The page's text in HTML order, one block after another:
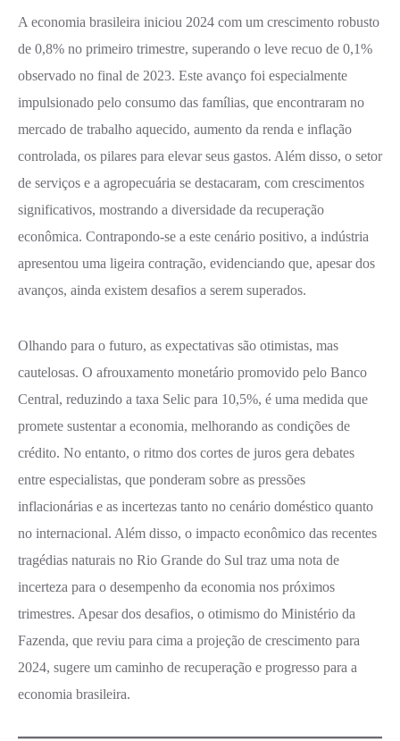
A economia brasileira iniciou 2024 com um crescimento robusto
de 0,8% no primeiro trimestre, superando o leve recuo de 0,1%
observado no final de 2023. Este avanço foi especialmente
impulsionado pelo consumo das famílias, que encontraram no
mercado de trabalho aquecido, aumento da renda e inflação
controlada, os pilares para elevar seus gastos. Além disso, o setor
de serviços e a agropecuária se destacaram, com crescimentos
significativos, mostrando a diversidade da recuperação
econômica. Contrapondo-se a este cenário positivo, a indústria
apresentou uma ligeira contração, evidenciando que, apesar dos
avanços, ainda existem desafios a serem superados.
Olhando para o futuro, as expectativas são otimistas, mas
cautelosas. O afrouxamento monetário promovido pelo Banco
Central, reduzindo a taxa Selic para 10,5%, é uma medida que
promete sustentar a economia, melhorando as condições de
crédito. No entanto, o ritmo dos cortes de juros gera debates
entre especialistas, que ponderam sobre as pressões
inflacionárias e as incertezas tanto no cenário doméstico quanto
no internacional. Além disso, o impacto econômico das recentes
tragédias naturais no Rio Grande do Sul traz uma nota de
incerteza para o desempenho da economia nos próximos
trimestres. Apesar dos desafios, o otimismo do Ministério da
Fazenda, que reviu para cima a projeção de crescimento para
2024, sugere um caminho de recuperação e progresso para a
economia brasileira.